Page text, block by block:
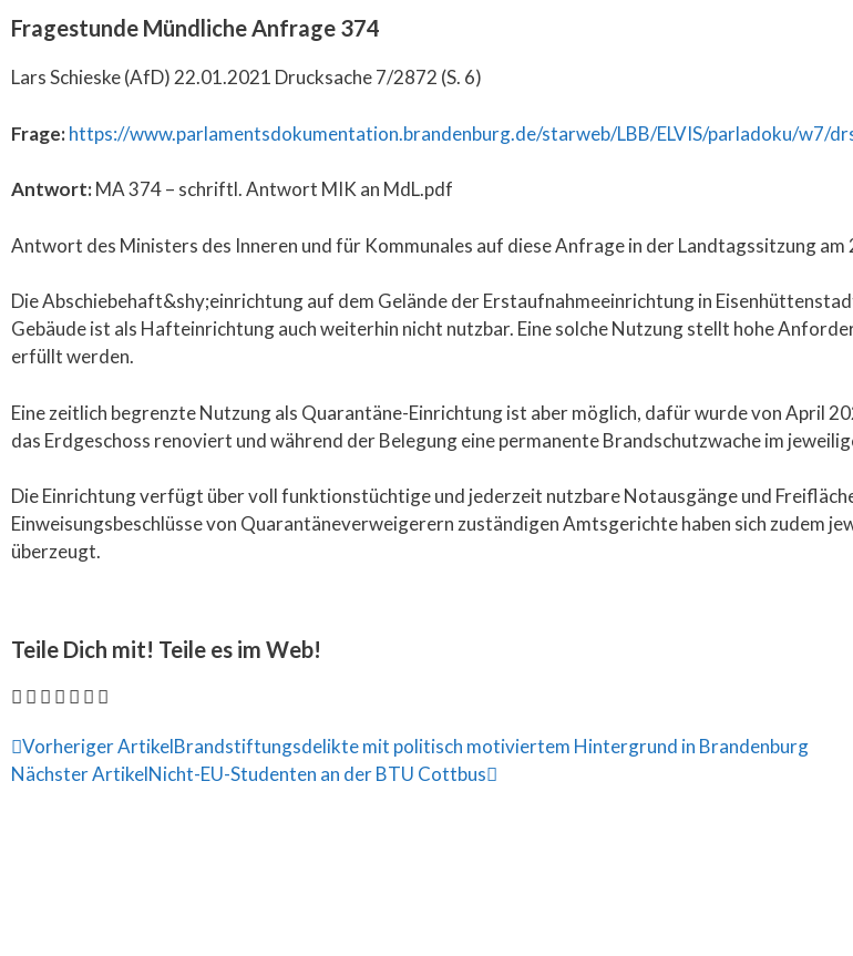
Fragestunde Mündliche Anfrage 374
Lars Schieske (AfD) 22.01.2021 Drucksache 7/2872 (S. 6)
Frage:https://www.parlamentsdokumentation.brandenburg.de/starweb/LBB/ELVIS/parladoku/w7/
Antwort:MA 374 – schriftl. Antwort MIK an MdL.pdf
Antwort des Ministers des Inneren und für Kommunales auf diese Anfrage in der Landtagssitzung am
Die Abschiebehaft­­&shy;einrichtung auf dem Gelände der Erstaufnahmeeinrichtung in
Gebäude ist als Hafteinrichtung auch weiterhin nicht nutzbar. Eine solche Nutzung stellt hohe
erfüllt werden.
Eine zeitlich begrenzte Nutzung als Quarantäne-Einrichtung ist aber möglich, dafür wurde von April
das Erdgeschoss renoviert und während der Belegung eine permanente Brandschutzwache im
Die Einrichtung verfügt über voll funktionstüchtige und jederzeit nutzbare Notausgänge und
Einweisungsbeschlüsse von Quarantäneverweigerern zuständigen Amtsgerichte haben sich zudem
überzeugt.
Teile Dich mit! Teile es im Web!
Vorheriger ArtikelBrandstiftungsdelikte mit politisch motiviertem Hintergrund in Brandenburg
Nächster ArtikelNicht-EU-Studenten an der BTU Cottbus